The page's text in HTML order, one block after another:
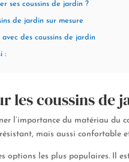
ses coussins de jardin ?
de jardin sur mesure
des coussins de jardin
:
les coussins de
l’importance du matériau du
mais aussi confortable
options les plus populaires. Il